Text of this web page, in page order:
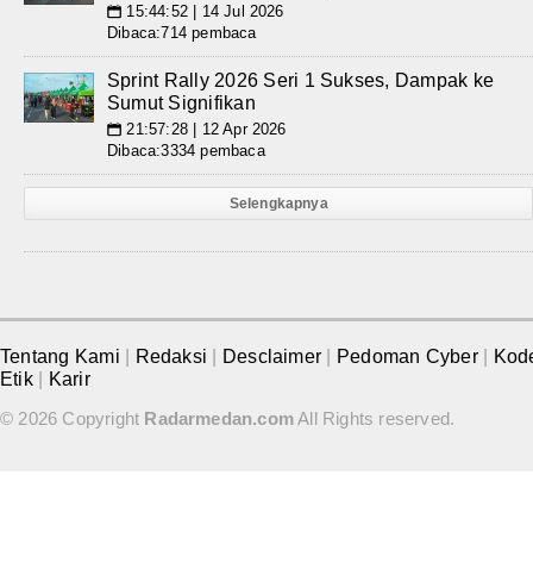
📅 15:44:52 | 14 Jul 2026
Dibaca:714 pembaca
Sprint Rally 2026 Seri 1 Sukses, Dampak ke
Sumut Signifikan
📅 21:57:28 | 12 Apr 2026
Dibaca:3334 pembaca
Selengkapnya
Tentang Kami Redaksi Desclaimer Pedoman Cyber
Etik
Karir
© 2026 Copyright Radarmedan.comAll Rights reserved.